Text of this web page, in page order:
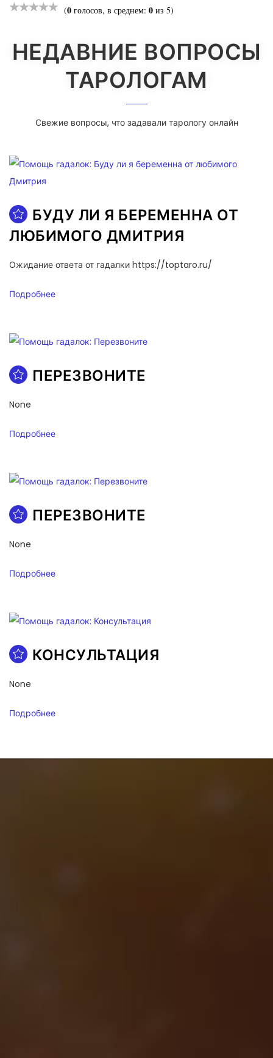
(0 голосов, в среднем: 0 из 5)
НЕДАВНИЕ ВОПРОСЫ
ТАРОЛОГАМ
Свежие вопросы, что задавали тарологу онлайн
БУДУ ЛИ Я БЕРЕМЕННА ОТ
ЛЮБИМОГО ДМИТРИЯ
Ожидание ответа от гадалки https://toptaro.ru/
Подробнее
ПЕРЕЗВОНИТЕ
None
Подробнее
ПЕРЕЗВОНИТЕ
None
Подробнее
КОНСУЛЬТАЦИЯ
None
Подробнее